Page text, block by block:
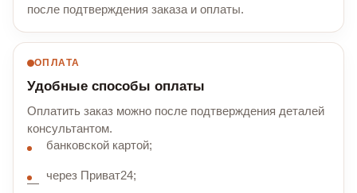
после подтверждения заказа и оплаты.
ОПЛАТА
Удобные способы оплаты
Оплатить заказ можно после подтверждения деталей
консультантом.
банковской картой;
через Приват24;